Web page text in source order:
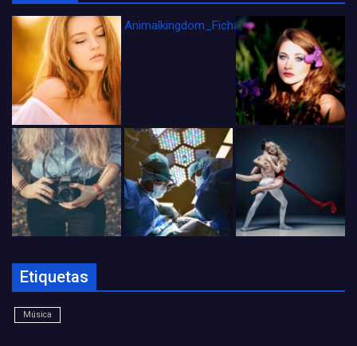
Animalkingdom_FichaCine
Etiquetas
Música